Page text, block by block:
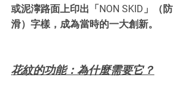
或泥濘路面上印出「NON SKID」（防
滑）字樣，成為當時的一大創新。
花紋的功能：為什麼需要它？